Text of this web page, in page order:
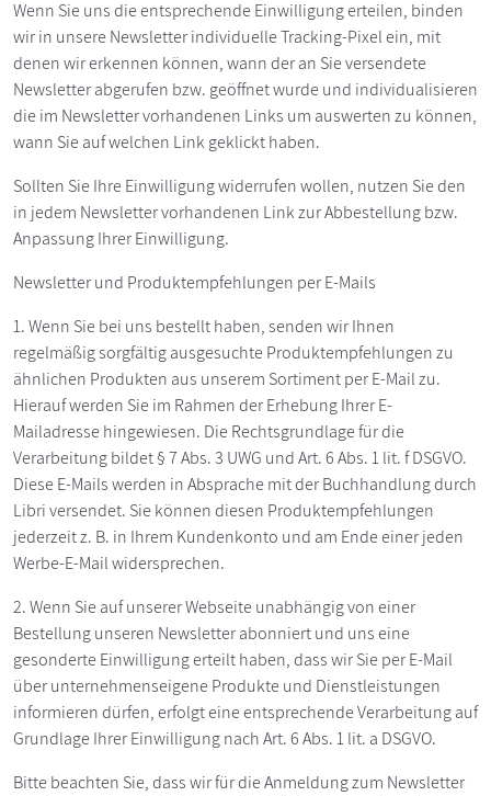
Wenn Sie uns die entsprechende Einwilligung erteilen, binden
wir in unsere Newsletter individuelle Tracking-Pixel ein, mit
denen wir erkennen können, wann der an Sie versendete
Newsletter abgerufen bzw. geöffnet wurde und individualisieren
die im Newsletter vorhandenen Links um auswerten zu können,
wann Sie auf welchen Link geklickt haben.
Sollten Sie Ihre Einwilligung widerrufen wollen, nutzen Sie den
in jedem Newsletter vorhandenen Link zur Abbestellung bzw.
Anpassung Ihrer Einwilligung.
Newsletter und Produktempfehlungen per E-Mails
1. Wenn Sie bei uns bestellt haben, senden wir Ihnen
regelmäßig sorgfältig ausgesuchte Produktempfehlungen zu
ähnlichen Produkten aus unserem Sortiment per E-Mail zu.
Hierauf werden Sie im Rahmen der Erhebung Ihrer E-
Mailadresse hingewiesen. Die Rechtsgrundlage für die
Verarbeitung bildet § 7 Abs. 3 UWG und Art. 6 Abs. 1 lit. f DSGVO.
Diese E-Mails werden in Absprache mit der Buchhandlung durch
Libri versendet. Sie können diesen Produktempfehlungen
jederzeit z. B. in Ihrem Kundenkonto und am Ende einer jeden
Werbe-E-Mail widersprechen.
2. Wenn Sie auf unserer Webseite unabhängig von einer
Bestellung unseren Newsletter abonniert und uns eine
gesonderte Einwilligung erteilt haben, dass wir Sie per E-Mail
über unternehmenseigene Produkte und Dienstleistungen
informieren dürfen, erfolgt eine entsprechende Verarbeitung auf
Grundlage Ihrer Einwilligung nach Art. 6 Abs. 1 lit. a DSGVO.
Bitte beachten Sie, dass wir für die Anmeldung zum Newsletter